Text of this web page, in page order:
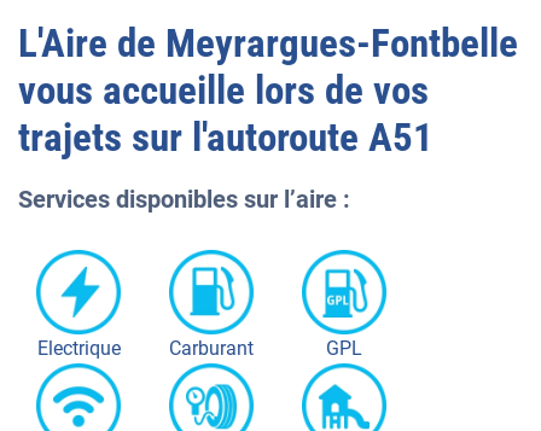
L'Aire de Meyrargues-Fontbelle
vous accueille lors de vos
trajets sur l'autoroute A51
Services disponibles sur l’aire :
Electrique Carburant GPL